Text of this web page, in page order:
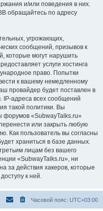
и/или поведения в них.
обращайтесь по адресу
угрожающих,
сообщений, призывов к
которые могут нарушить
услуги хостинга
право. Попытки
к вашему немедленному
провайдер будет поставлен в
IP-адреса всех сообщений
такой политики. Вы
форумов «SubwayTalks.ru»
или закрыть любую
Как пользователь вы согласны
храниться в базе данных.
лицам без вашего
«SubwayTalks.ru», ни
за действия хакеров, которые
к ней.
Часовой пояс: UTC+03:00